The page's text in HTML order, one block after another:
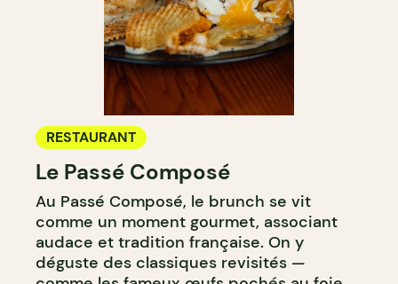
RESTAURANT
Le Passé Composé
Au Passé Composé, le brunch se vit
comme un moment gourmet, associant
audace et tradition française. On y
déguste des classiques revisités —